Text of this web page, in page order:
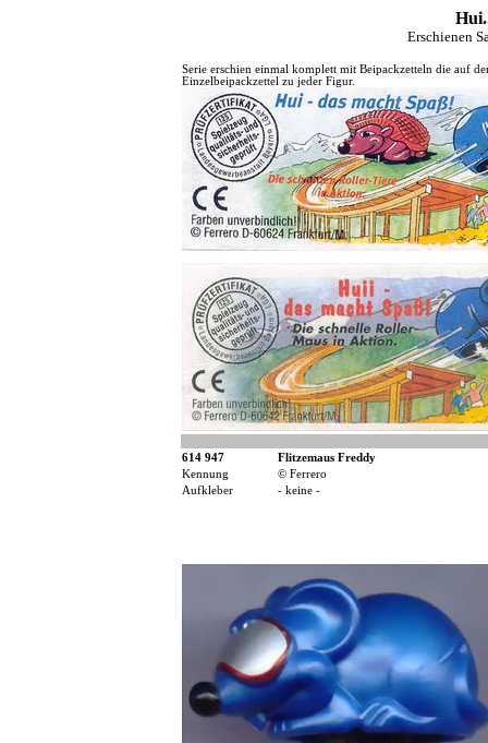
Erschienen
Serie erschien einmal komplett mit Beipackzetteln die auf
Einzelbeipackzettel zu jeder Figur.
614 947
Flitzemaus Freddy
Kennung
© Ferrero
Aufkleber
- keine -